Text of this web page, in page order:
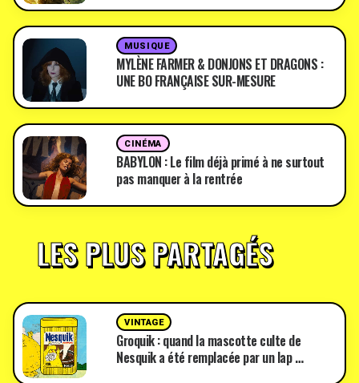
MUSIQUE
MYLÈNE FARMER & DONJONS ET DRAGONS :
UNE BO FRANÇAISE SUR-MESURE
CINÉMA
BABYLON : Le film déjà primé à ne surtout
pas manquer à la rentrée
LES PLUS PARTAGÉS
VINTAGE
Groquik : quand la mascotte culte de
Nesquik a été remplacée par un lap …